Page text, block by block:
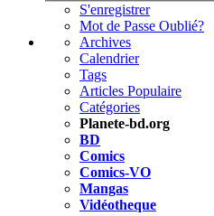
S'enregistrer
Mot de Passe Oublié?
Archives
Calendrier
Tags
Articles Populaire
Catégories
Planete-bd.org
BD
Comics
Comics-VO
Mangas
Vidéotheque